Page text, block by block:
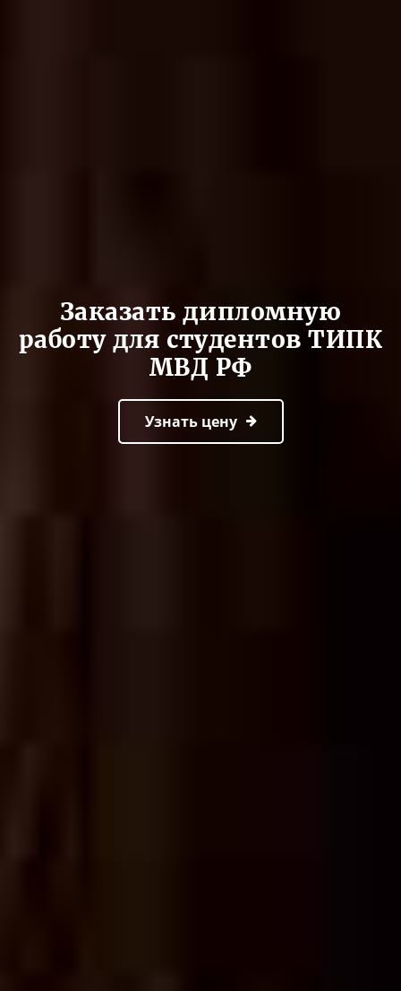
Заказать дипломную
работу для студентов ТИПК
МВД РФ
Узнать цену